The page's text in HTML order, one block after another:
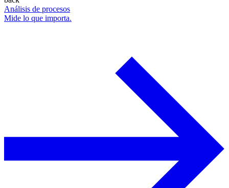
Análisis de procesos
Mide lo que importa.